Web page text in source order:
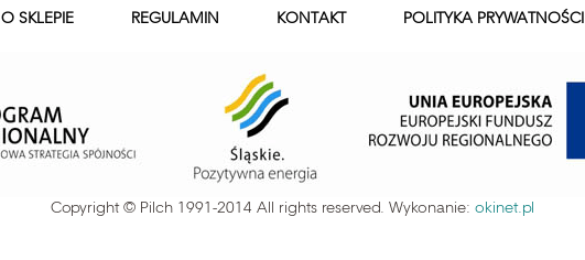
O SKLEPIE REGULAMIN KONTAKT POLITYKA PRYWATNOŚCI
Copyright © Pilch 1991-2014 All rights reserved. Wykonanie: okinet.pl